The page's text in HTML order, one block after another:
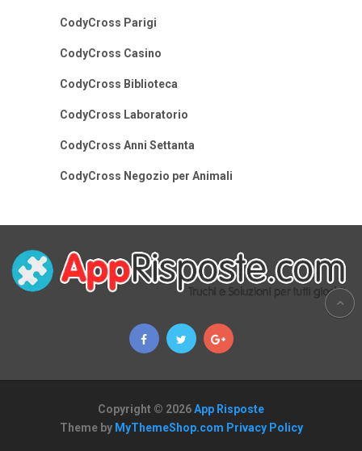
CodyCross Parigi
CodyCross Casino
CodyCross Biblioteca
CodyCross Laboratorio
CodyCross Anni Settanta
CodyCross Negozio per Animali
Copyright © 2026App Risposte
Theme by MyThemeShop.com Privacy Policy